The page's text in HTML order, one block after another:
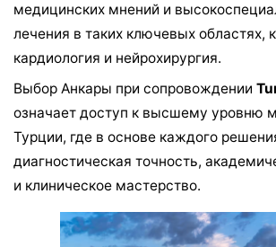
медицинских мнений и
лечения в таких ключевых областях,
кардиология и нейрохирургия.
Выбор Анкары при сопровождении
означает доступ к высшему уровню
Турции, где в основе каждого
диагностическая точность,
и клиническое мастерство.